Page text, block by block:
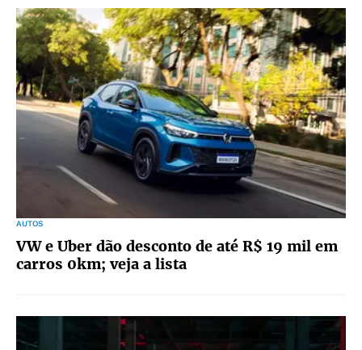
AUTOS
VW e Uber dão desconto de até R$ 19 mil em
carros 0km; veja a lista